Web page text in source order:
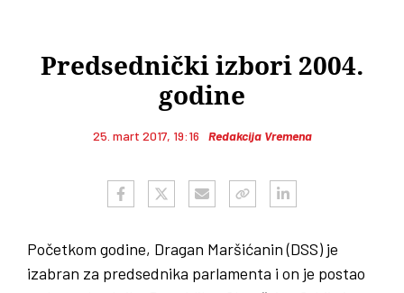
Predsednički izbori 2004.
godine
25. mart 2017, 19:16 Redakcija Vremena
Početkom godine, Dragan Maršićanin (DSS) je
izabran za predsednika parlamenta i on je postao